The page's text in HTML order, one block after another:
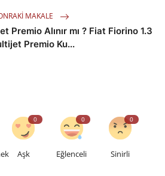
MAKALE
Premio Alınır mı ? Fiat Fiorino 1.3
Premio Ku...
0
Aşk
0
Eğlenceli
0
Sinirli